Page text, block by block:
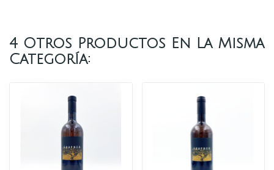
4 Otros Productos En La Misma
Categoría: